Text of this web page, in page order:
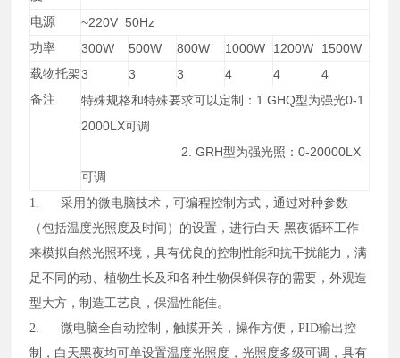
电源 ~220V 50Hz
功率 300W 500W 800W 1000W 1200W 1500W
载物托架3 3 3 4 4 4
备注 特殊规格和特殊要求可以定制： 1.GHQ型为强光0-1
2000LX可调
2. GRH型为强光照：0-20000LX
可调
1.采用的微电脑技术，可编程控制方式，通过对种参数
（包括温度光照度及时间）的设置，进行白天-黑夜循环工作
来模拟自然光照环境，具有优良的控制性能和抗干扰能力，满
足不同的动、植物生长及和各种生物保鲜保存的需要，外观造
型大方，制造工艺良，保温性能佳。
2.微电脑全自动控制，触摸开关，操作方便，PID输出控
制，白天黑夜均可单设置温度光照度，光照度多级可调，具有